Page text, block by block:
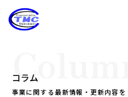
Column
コラム
事業に関する最新情報・更新内容を